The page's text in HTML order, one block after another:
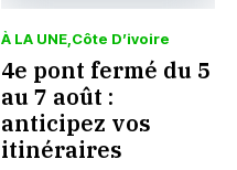
À LA UNE Côte D’ivoire
4e pont fermé du 5
au 7 août :
anticipez vos
itinéraires